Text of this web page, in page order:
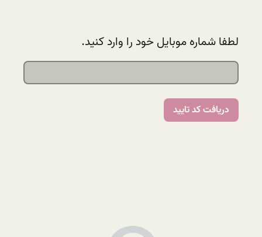
لطفا شماره موبایل خود را وارد کنید.
دریافت کد تایید